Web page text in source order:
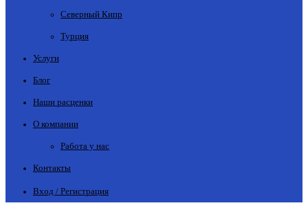
Северный Кипр
Турция
Услуги
Блог
Наши расценки
О компании
Работа у нас
Контакты
Вход / Регистрация